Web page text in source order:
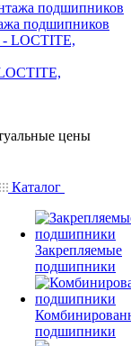
подшипников
цены
Каталог
Закрепляемые
подшипники
подшипники